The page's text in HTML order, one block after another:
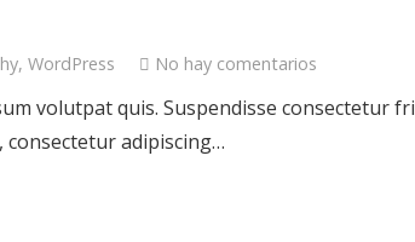
,WordPress No hay comentarios
volutpat quis. Suspendisse consectetur
consectetur adipiscing…